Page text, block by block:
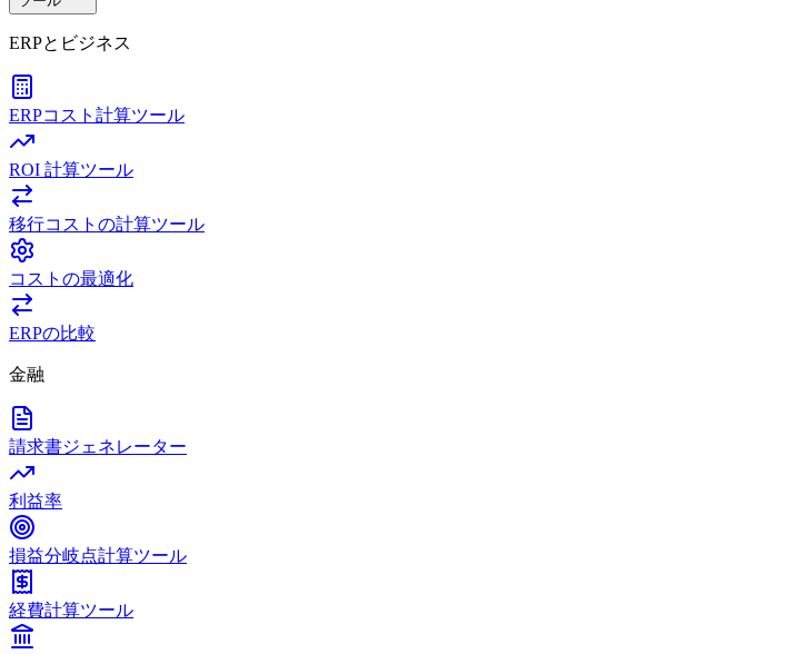
ERPとビジネス
ERPコスト計算ツール
ROI 計算ツール
移行コストの計算ツール
コストの最適化
ERPの比較
金融
請求書ジェネレーター
利益率
損益分岐点計算ツール
経費計算ツール